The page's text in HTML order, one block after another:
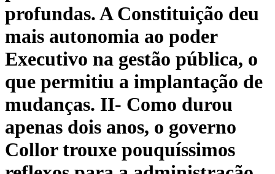
profundas. A Constituição deu
mais autonomia ao poder
Executivo na gestão pública, o
que permitiu a implantação de
mudanças. II- Como durou
apenas dois anos, o governo
Collor trouxe pouquíssimos